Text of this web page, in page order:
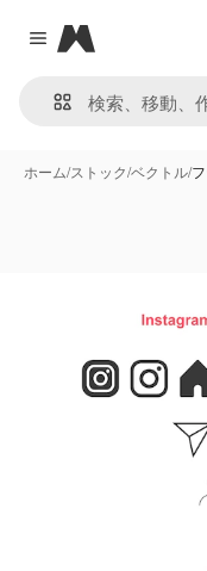
Close menu
Magnific
ホーム/ストック/ベクトル/